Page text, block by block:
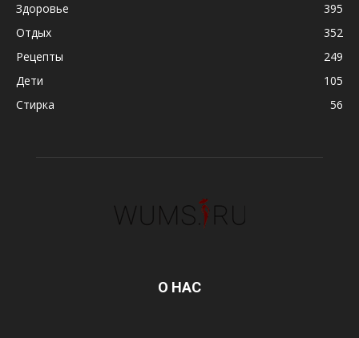
Здоровье
395
Отдых
352
Рецепты
249
Дети
105
Стирка
56
О НАС